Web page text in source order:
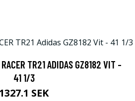
TR21 ADIDAS GZ8182 VIT -
41 1/3
1327.1 SEK